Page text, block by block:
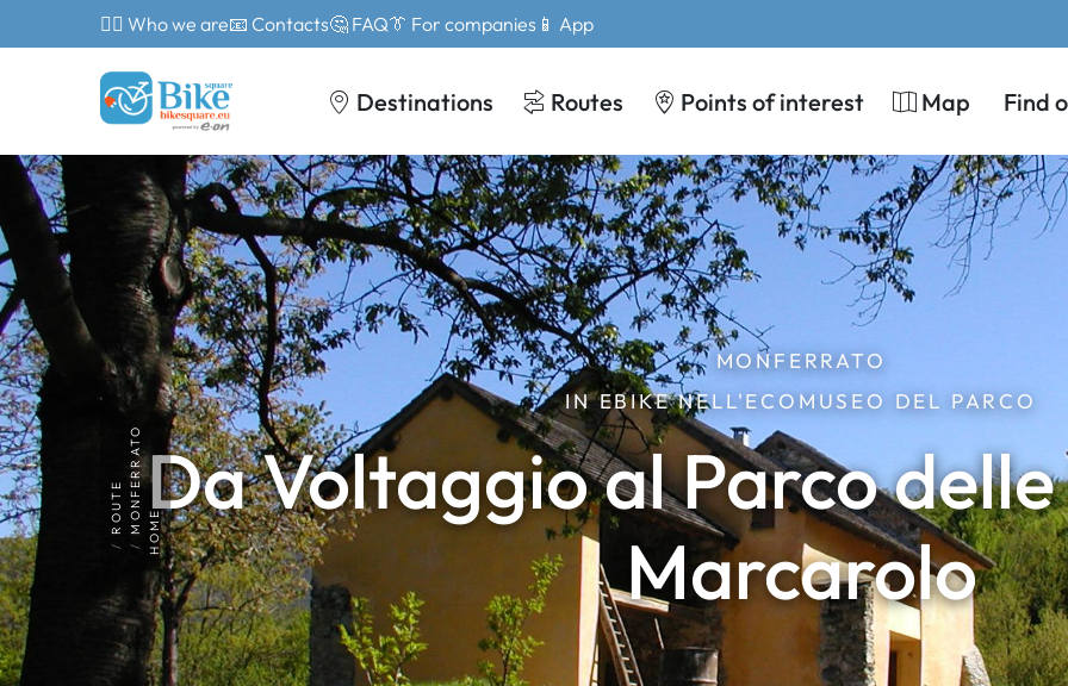
🙎‍♂️ Who we are📧 Contacts🤔 FAQ👔 For companies 📱 App
Destinations Routes Points of interest Map Find
MONFERRATO
IN EBIKE NELL'ECOMUSEO DEL PARCO
Da Voltaggio al Parco
Marcarolo
HOME
MONFERRATO
ROUTE